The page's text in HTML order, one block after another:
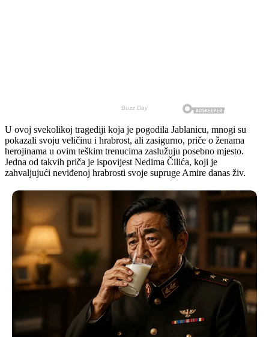
U ovoj svekolikoj tragediji koja je pogodila Jablanicu, mnogi su
pokazali svoju veličinu i hrabrost, ali zasigurno, priče o ženama
herojinama u ovim teškim trenucima zaslužuju posebno mjesto.
Jedna od takvih priča je ispovijest Nedima Čilića, koji je
zahvaljujući neviđenoj hrabrosti svoje supruge Amire danas živ.